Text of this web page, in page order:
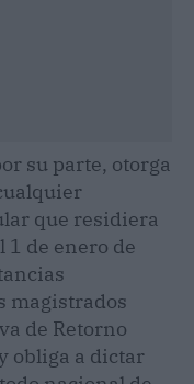
su parte, otorga
que residiera
de enero de
magistrados
de Retorno
obliga a dictar